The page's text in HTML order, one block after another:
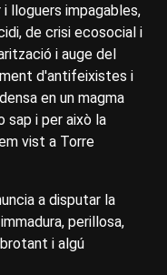
lloguers impagables,
de crisi ecosocial i
i auge del
d'antifeixistes i
en un magma
sap i per això la
vist a Torre
a disputar la
perillosa,
i algú